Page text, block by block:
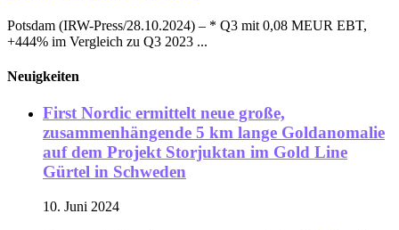
Potsdam (IRW-Press/28.10.2024) – * Q3 mit 0,08 MEUR EBT,
+444% im Vergleich zu Q3 2023 ...
Neuigkeiten
First Nordic ermittelt neue große,
zusammenhängende 5 km lange Goldanomalie
auf dem Projekt Storjuktan im Gold Line
Gürtel in Schweden
10. Juni 2024